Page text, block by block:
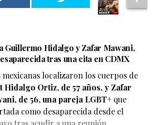
testimonio compartido por la pareja,
disfrutando de un momento de
abordados por elementos de
Guillermo Hidalgo y Zafar Mawani,
tras una cita en CDMX
localizaron los cuerpos de
Hidalgo Ortiz, de 57 años, y Zafar
de 56, una pareja LGBT+que
como desaparecida desde el